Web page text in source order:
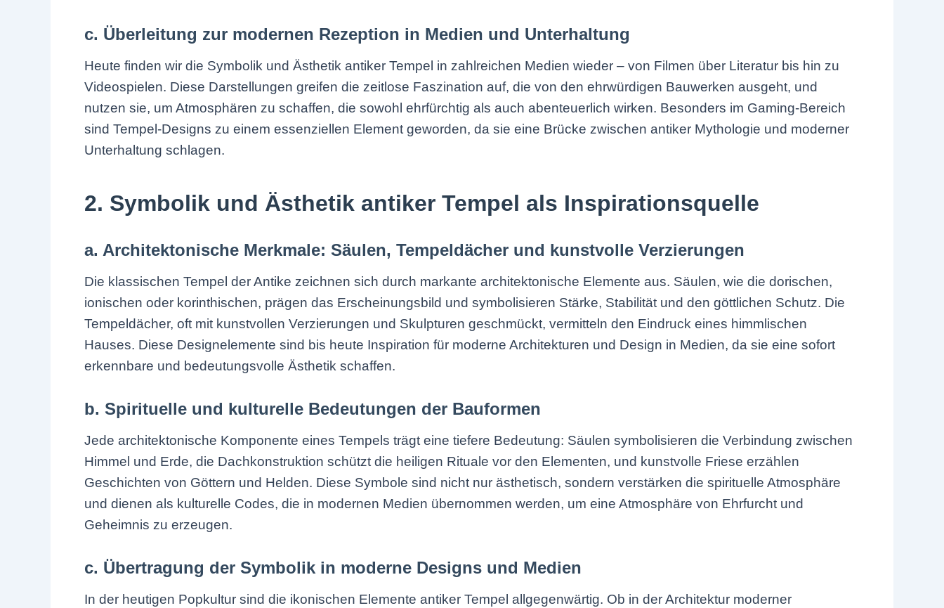
c. Überleitung zur modernen Rezeption in Medien und Unterhaltung
Heute finden wir die Symbolik und Ästhetik antiker Tempel in zahlreichen Medien wieder – von Filmen über Literatur bis hin zu
Videospielen. Diese Darstellungen greifen die zeitlose Faszination auf, die von den ehrwürdigen Bauwerken ausgeht, und
nutzen sie, um Atmosphären zu schaffen, die sowohl ehrfürchtig als auch abenteuerlich wirken. Besonders im Gaming-Bereich
sind Tempel-Designs zu einem essenziellen Element geworden, da sie eine Brücke zwischen antiker Mythologie und moderner
Unterhaltung schlagen.
2. Symbolik und Ästhetik antiker Tempel als Inspirationsquelle
a. Architektonische Merkmale: Säulen, Tempeldächer und kunstvolle Verzierungen
Die klassischen Tempel der Antike zeichnen sich durch markante architektonische Elemente aus. Säulen, wie die dorischen,
ionischen oder korinthischen, prägen das Erscheinungsbild und symbolisieren Stärke, Stabilität und den göttlichen Schutz. Die
Tempeldächer, oft mit kunstvollen Verzierungen und Skulpturen geschmückt, vermitteln den Eindruck eines himmlischen
Hauses. Diese Designelemente sind bis heute Inspiration für moderne Architekturen und Design in Medien, da sie eine sofort
erkennbare und bedeutungsvolle Ästhetik schaffen.
b. Spirituelle und kulturelle Bedeutungen der Bauformen
Jede architektonische Komponente eines Tempels trägt eine tiefere Bedeutung: Säulen symbolisieren die Verbindung zwischen
Himmel und Erde, die Dachkonstruktion schützt die heiligen Rituale vor den Elementen, und kunstvolle Friese erzählen
Geschichten von Göttern und Helden. Diese Symbole sind nicht nur ästhetisch, sondern verstärken die spirituelle Atmosphäre
und dienen als kulturelle Codes, die in modernen Medien übernommen werden, um eine Atmosphäre von Ehrfurcht und
Geheimnis zu erzeugen.
c. Übertragung der Symbolik in moderne Designs und Medien
In der heutigen Popkultur sind die ikonischen Elemente antiker Tempel allgegenwärtig. Ob in der Architektur moderner